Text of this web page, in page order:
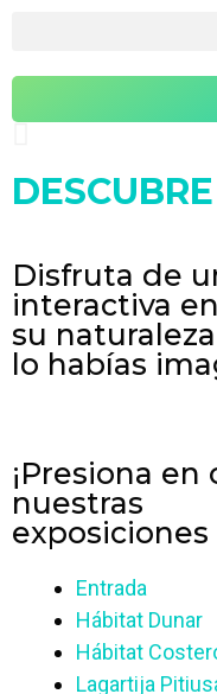
EL PARQUE
INNOVADOR
ABIERTO DE MARTES A
¡Disfruta de una
Europa!
Un lugar interactivo
de la
naturaleza de Ibiza y
Compra tu Entrada
Disfruta de
interactiva
su
lo habías
¡Presiona
nuestras
exposiciones
Entrada
Hábitat Dunar
Hábitat
Lagartija